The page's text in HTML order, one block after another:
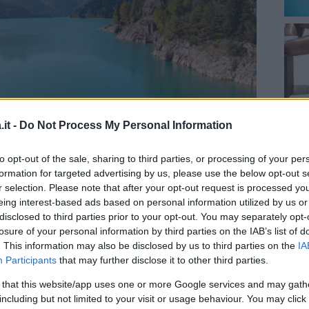
- Do Not Process My Personal Information
opt-out of the sale, sharing to third parties, or processing of your
for targeted advertising by us, please use the below opt-out
selection. Please note that after your opt-out request is processed
interest-based ads based on personal information utilized by us
to third parties prior to your opt-out. You may separately
of your personal information by third parties on the IAB’s list of
This information may also be disclosed by us to third parties on the
Participants that may further disclose it to other third parties.
that this website/app uses one or more Google services and may
but not limited to your visit or usage behaviour. You may
Giulia. La montagna in estate riserva
e esperienze per tutta la famiglia.
di Udine, diorigine artificiale è
attrezza per offrire sempre di più ai turisti